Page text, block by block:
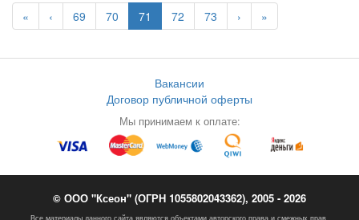
« ‹ 69 70 71 72 73 › »
Вакансии
Договор публичной оферты
Мы принимаем к оплате:
© ООО "Ксеон" (ОГРН 1055802043362), 2005 - 2026